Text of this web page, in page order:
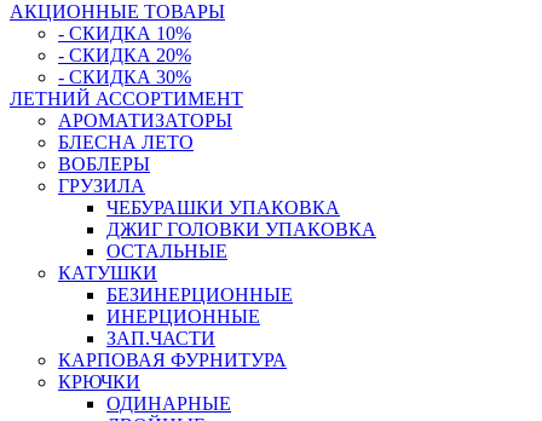
АКЦИОННЫЕ ТОВАРЫ
- СКИДКА 10%
- СКИДКА 20%
- СКИДКА 30%
ЛЕТНИЙ АССОРТИМЕНТ
АРОМАТИЗАТОРЫ
БЛЕСНА ЛЕТО
ВОБЛЕРЫ
ГРУЗИЛА
ЧЕБУРАШКИ УПАКОВКА
ДЖИГ ГОЛОВКИ УПАКОВКА
ОСТАЛЬНЫЕ
КАТУШКИ
БЕЗИНЕРЦИОННЫЕ
ИНЕРЦИОННЫЕ
ЗАП.ЧАСТИ
КАРПОВАЯ ФУРНИТУРА
КРЮЧКИ
ОДИНАРНЫЕ